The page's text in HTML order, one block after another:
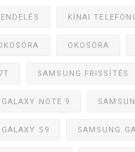
KÍNAI
OKOSÓRA
SAMSUNG FRISSÍTÉS
NOTE 9
S9 SAMSUNG